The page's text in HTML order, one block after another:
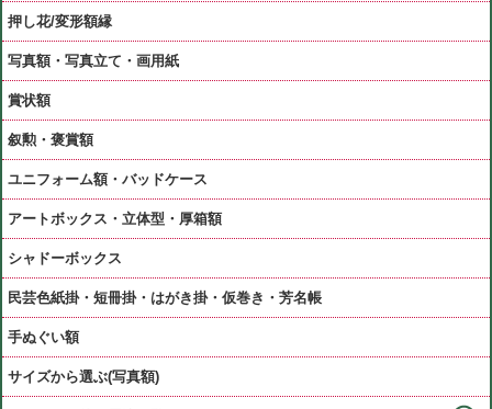
押し花/変形額縁
写真額・写真立て・画用紙
賞状額
叙勲・褒賞額
ユニフォーム額・バッドケース
アートボックス・立体型・厚箱額
シャドーボックス
民芸色紙掛・短冊掛・はがき掛・仮巻き・芳名帳
手ぬぐい額
サイズから選ぶ(写真額)